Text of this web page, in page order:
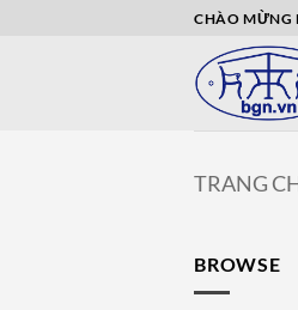
CHÀO MỪNG
TRANG
BROWSE